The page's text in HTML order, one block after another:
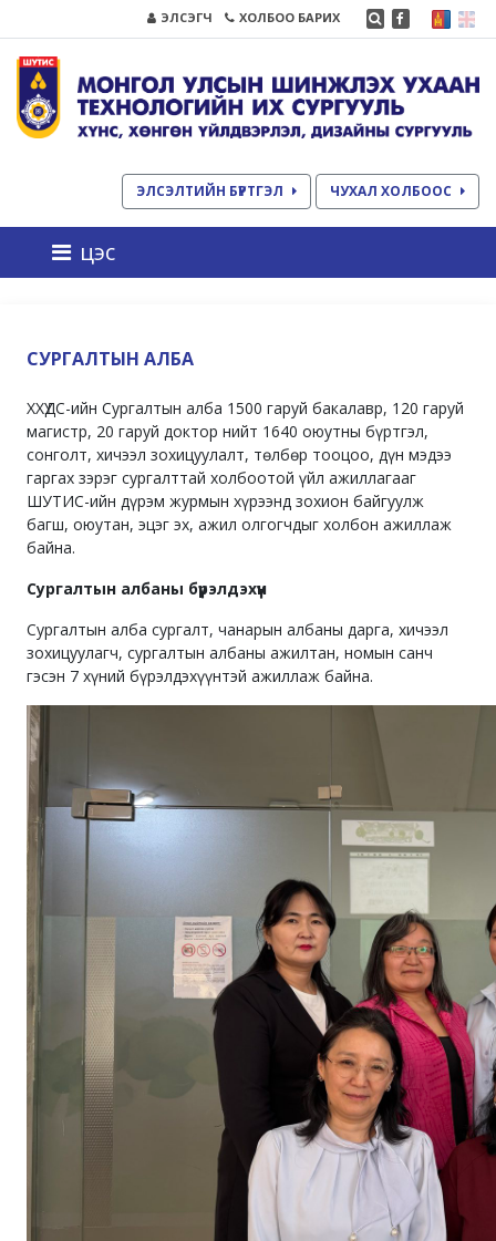
ЭЛСЭГЧ ХОЛБОО БАРИХ
ЭЛСЭЛТИЙН БҮРТГЭЛ ЧУХАЛ ХОЛБООС
цэс
СУРГАЛТЫН АЛБА
ХХҮДС-ийн Сургалтын алба 1500 гаруй бакалавр, 120 гаруй
магистр, 20 гаруй доктор нийт 1640 оюутны бүртгэл,
сонголт, хичээл зохицуулалт, төлбөр тооцоо, дүн мэдээ
гаргах зэрэг сургалттай холбоотой үйл ажиллагааг
ШУТИС-ийн дүрэм журмын хүрээнд зохион байгуулж
багш, оюутан, эцэг эх, ажил олгогчдыг холбон ажиллаж
байна.
Сургалтын албаны бүрэлдэхүүн
Сургалтын алба сургалт, чанарын албаны дарга, хичээл
зохицуулагч, сургалтын албаны ажилтан, номын санч
гэсэн 7 хүний бүрэлдэхүүнтэй ажиллаж байна.